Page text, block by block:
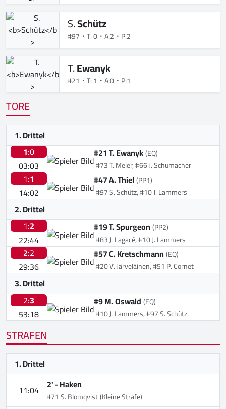
S.Schütz
#97 T: 0 A:2 P:2
T.Ewanyk
#21 T: 1 A:0 P:1
TORE
1. Drittel
1:0
03:03
#21 T. Ewanyk(EQ)
#73 T. Meier, #66 J. Schumacher
1:1
14:02
#47 A. Thiel(PP1)
#97 S. Schütz, #10 J. Lammers
2. Drittel
1:2
22:44
#19 T. Spurgeon(PP2)
#83 J. Lagacé, #10 J. Lammers
2:2
29:36
#57 C. Kretschmann(EQ)
#20 V. Järveläinen, #51 P. Cornet
3. Drittel
2:3
53:18
#9 M. Oswald(EQ)
#10 J. Lammers, #97 S. Schütz
STRAFEN
1. Drittel
11:04 2' -Haken
#71 S. Blomqvist(Kleine Strafe)